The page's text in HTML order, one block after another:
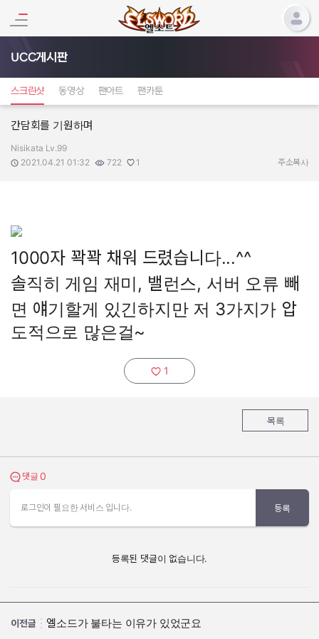
UCC게시판
스크린샷 동영상 팬아트 팬카툰
간담회를 기원하며
작성자:
Nisikata Lv.99
작성일:
2021.04.21 01:32
조회수:
722
추천수:
1 주소복사
1000자 꽉꽉 채워 드렸습니다...^^
솔직히 게임 재미, 밸런스, 서버 오류 빼
면 얘기할게 있긴하지만 저 3가지가 압
도적으로 많은걸~
추천하기:
1
목록
댓글 보기
댓글 0
로그인이 필요한 서비스 입니다. 등록
등록된 댓글이 없습니다.
이전글 엘소드가 불타는 이유가 있었군요